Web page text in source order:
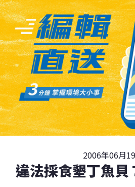
2006年06月
違法採食墾丁魚貝